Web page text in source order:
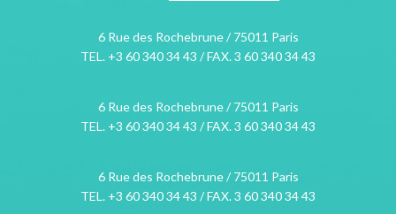
6 Rue des Rochebrune / 75011 Paris
TEL. +3 60 340 34 43 / FAX. 3 60 340 34 43
6 Rue des Rochebrune / 75011 Paris
TEL. +3 60 340 34 43 / FAX. 3 60 340 34 43
6 Rue des Rochebrune / 75011 Paris
TEL. +3 60 340 34 43 / FAX. 3 60 340 34 43